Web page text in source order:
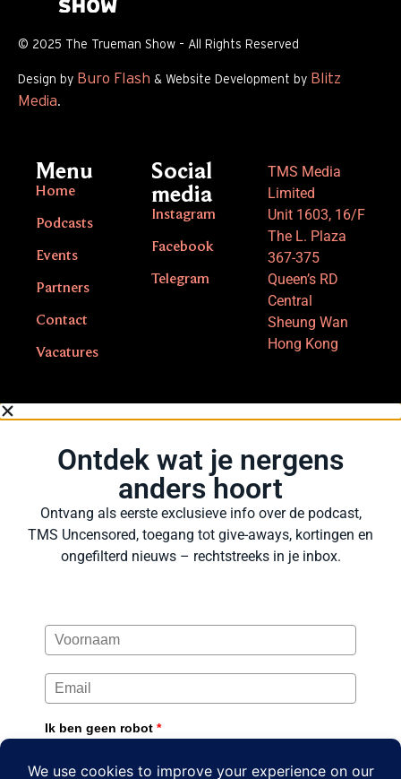
© 2025 The Trueman Show – All Rights Reserved
Design by Buro Flash & Website Development by Blitz
Media.
Menu
Home
Podcasts
Events
Partners
Contact
Vacatures
Social
media
Instagram
Facebook
Telegram
TMS Media
Limited
Unit 1603, 16/F
The L. Plaza
367-375
Queen’s RD
Central
Sheung Wan
Hong Kong
Ontdek wat je nergens
anders hoort
Ontvang als eerste exclusieve info over de podcast,
TMS Uncensored, toegang tot give-aways, kortingen en
ongefilterd nieuws – rechtstreeks in je inbox.
Ik ben geen robot *